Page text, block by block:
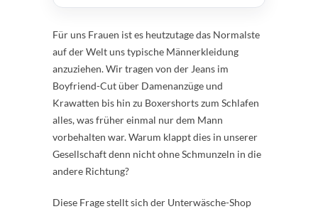
Für uns Frauen ist es heutzutage das Normalste
auf der Welt uns typische Männerkleidung
anzuziehen. Wir tragen von der Jeans im
Boyfriend-Cut über Damenanzüge und
Krawatten bis hin zu Boxershorts zum Schlafen
alles, was früher einmal nur dem Mann
vorbehalten war. Warum klappt dies in unserer
Gesellschaft denn nicht ohne Schmunzeln in die
andere Richtung?
Diese Frage stellt sich der Unterwäsche-Shop